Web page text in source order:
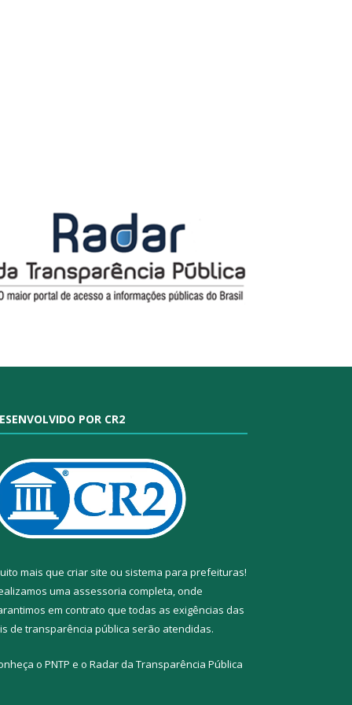
POR CR2
mais que criar site ou sistema para prefeituras!
uma assessoria completa, onde
em contrato que todas as exigências das
de transparência pública serão atendidas.
o PNTP e o Radar da Transparência Pública